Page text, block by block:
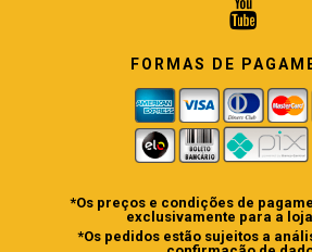
FORMAS DE
*Os preços e condições de
exclusivamente para a
*Os pedidos estão sujeitos a